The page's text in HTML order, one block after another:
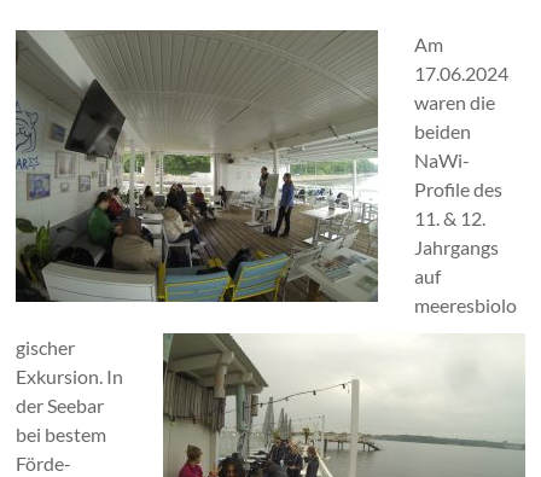
Am
17.06.2024
waren die
beiden
NaWi-
Profile des
11. & 12.
Jahrgangs
auf
meeresbiolo
gischer
Exkursion. In
der Seebar
bei bestem
Förde-